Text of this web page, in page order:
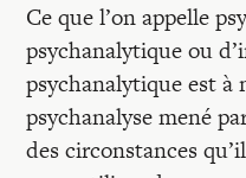
Ce que l’on appelle
psychanalytique ou
psychanalytique est à
psychanalyse mené
des circonstances